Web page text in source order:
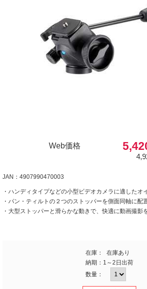
Web価格
JAN：4907990470003
・ハンディタイプなどの小型ビデオカメラに適したオ
・パン・ティルトの２つのストッパーを側面同軸に配
・大型ストッパーと滑らかな動きで、快適に動画撮影
在庫：
在庫あり
納期： 1～2日出荷
数量：